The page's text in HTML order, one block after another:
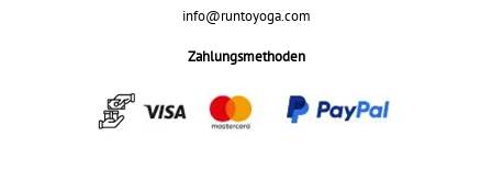
info@runtoyoga.com
Zahlungsmethoden